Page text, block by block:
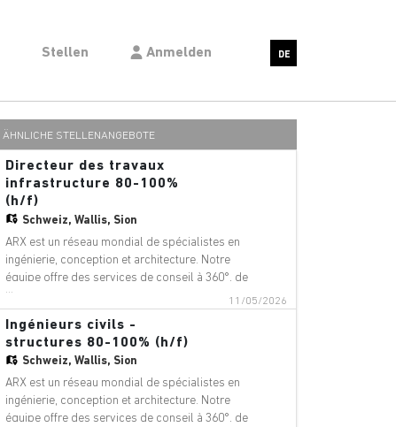
Stellen Anmelden DE
ÄHNLICHE STELLENANGEBOTE
Directeur des travaux
infrastructure 80-100%
(h/f)
Schweiz, Wallis, Sion
ARX est un réseau mondial de spécialistes en
ingénierie, conception et architecture. Notre
équipe offre des services de conseil à 360°, de
gestion de projet et de services techniques
dans les domaines suivants : aéroports,
ponts, bâtiments, téléphériques, innovation
numérique, environnement, équip
11/05/2026
Ingénieurs civils -
structures 80-100% (h/f)
Schweiz, Wallis, Sion
ARX est un réseau mondial de spécialistes en
ingénierie, conception et architecture. Notre
équipe offre des services de conseil à 360°, de